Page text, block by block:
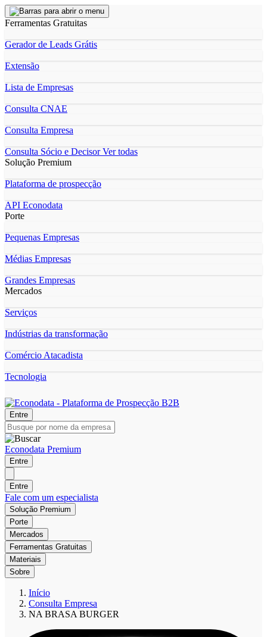
Ferramentas Gratuitas
Gerador de Leads Grátis
Extensão
Lista de Empresas
Consulta CNAE
Consulta Empresa
Consulta Sócio e DecisorVer todas
Solução Premium
Plataforma de prospecção
API Econodata
Porte
Pequenas Empresas
Médias Empresas
Grandes Empresas
Mercados
Serviços
Indústrias da transformação
Comércio Atacadista
Tecnologia
Entre
Econodata Premium
Entre
Entre
Fale com um especialista
Solução Premium
Porte
Mercados
Ferramentas Gratuitas
Materiais
Sobre
Início
Consulta Empresa
NA BRASA BURGER